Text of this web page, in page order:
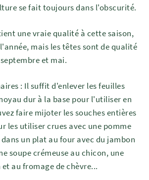
se fait toujours dans l'obscurité.
une vraie qualité à cette saison,
mais les têtes sont de qualité
et mai.
: Il suffit d'enlever les feuilles
dur à la base pour l'utiliser en
faire mijoter les souches entières
les utiliser crues avec une pomme
un plat au four avec du jambon
soupe crémeuse au chicon, une
au fromage de chèvre...